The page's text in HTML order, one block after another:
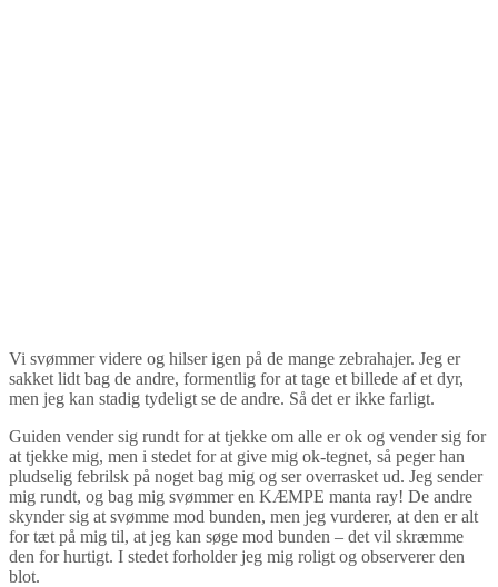
Vi svømmer videre og hilser igen på de mange zebrahajer. Jeg er
sakket lidt bag de andre, formentlig for at tage et billede af et dyr,
men jeg kan stadig tydeligt se de andre. Så det er ikke farligt.
Guiden vender sig rundt for at tjekke om alle er ok og vender sig for
at tjekke mig, men i stedet for at give mig ok-tegnet, så peger han
pludselig febrilsk på noget bag mig og ser overrasket ud. Jeg sender
mig rundt, og bag mig svømmer en KÆMPE manta ray! De andre
skynder sig at svømme mod bunden, men jeg vurderer, at den er alt
for tæt på mig til, at jeg kan søge mod bunden – det vil skræmme
den for hurtigt. I stedet forholder jeg mig roligt og observerer den
blot.